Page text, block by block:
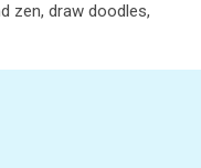
zen, draw doodles,